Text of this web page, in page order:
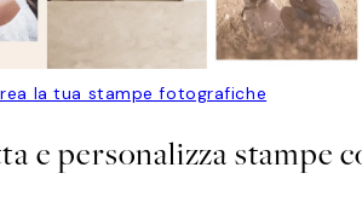
la tua stampe fotografiche
e personalizza stampe